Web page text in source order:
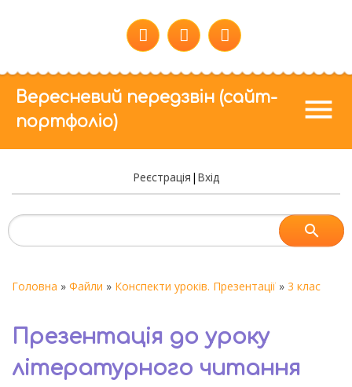
Вересневий передзвін (сайт-
портфоліо)
menu
Реєстрація | Вхід
Головна » Файли » Конспекти уроків. Презентації » 3 клас
Презентація до уроку
літературного читання